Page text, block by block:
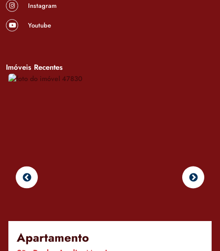
Instagram
Youtube
Imóveis Recentes
Apartamento